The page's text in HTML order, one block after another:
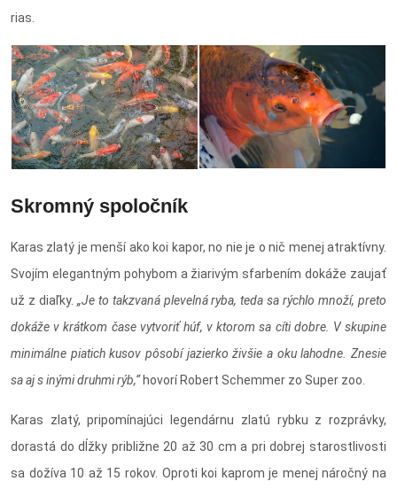
rias.
Skromný spoločník
Karas zlatý je menší ako koi kapor, no nie je o nič menej atraktívny.
Svojím elegantným pohybom a žiarivým sfarbením dokáže zaujať
už z diaľky. „Je to takzvaná plevelná ryba, teda sa rýchlo množí, preto
dokáže v krátkom čase vytvoriť húf, v ktorom sa cíti dobre. V skupine
minimálne piatich kusov pôsobí jazierko živšie a oku lahodne. Znesie
sa aj s inými druhmi rýb,“hovorí Robert Schemmer zo Super zoo.
Karas zlatý, pripomínajúci legendárnu zlatú rybku z rozprávky,
dorastá do dĺžky približne 20 až 30 cm a pri dobrej starostlivosti
sa dožíva 10 až 15 rokov. Oproti koi kaprom je menej náročný na